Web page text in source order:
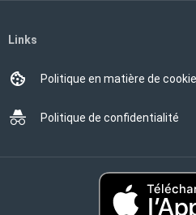
Links
Politique en matière de
Politique de confidentialité